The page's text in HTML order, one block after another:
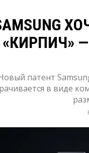
«КИРПИЧ»
патент
в виде